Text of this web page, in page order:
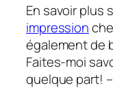
En savoir plus
impression
également de
Faites-moi
quelque part!